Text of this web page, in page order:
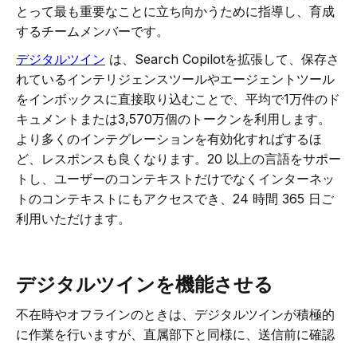
とって最も重要なことに立ち向かうために指導し、育成
するチームメンバーです。
デジタルツイン は、Search Copilotを拡張して、保存さ
れているインテリジェンスツールやエージェントツール
をインボックスに直接取り込むことで、平均で1万件のド
キュメントまたは3,570万個のトークンを利用します。
より多くのインテグレーションを有効化すればするほ
ど、レスポンスも良くなります。20 以上の言語をサポー
トし、ユーザーのコンテキストだけでなくインターネッ
トのコンテキストにもアクセスでき、24 時間 365 日ご
利用いただけます。
デジタルツインを機能させる
不在時やオフラインのときは、デジタルツインが積極的
に作業を行いますが、直属部下と同様に、送信前に確認